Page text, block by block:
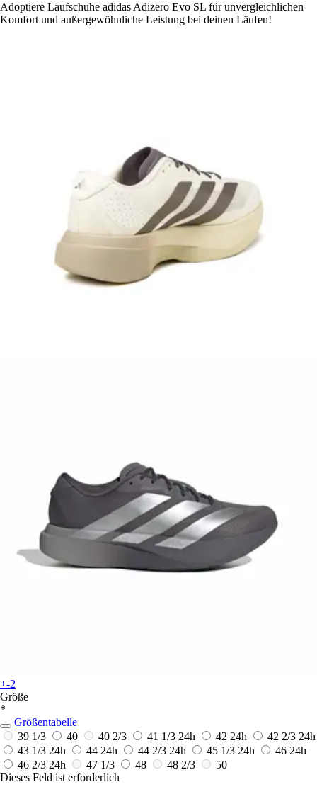
Adoptiere Laufschuhe adidas Adizero Evo SL für unvergleichlichen
Komfort und außergewöhnliche Leistung bei deinen Läufen!
+-2
Größe
*
Größentabelle
39 1/3
40 40 2/3 41 1/3 24h 42 24h 42 2/3 24h
43 1/3 24h 44 24h 44 2/3 24h 45 1/3 24h 46 24h
46 2/3 24h 47 1/3 48 48 2/3
50
Dieses Feld ist erforderlich